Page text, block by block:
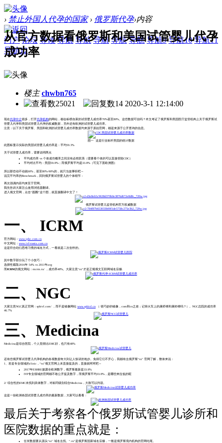
› 禁止外国人代孕的国家 › 俄罗斯代孕›内容
门户 论坛 导读 导航 导航 导航 导航 导航 导航9 导航10 导航11
导航12
从官方数据看俄罗斯和美国试管婴儿代孕
成功率
楼主 chwbn765
25021
14 2020-3-1 12:14:00
现在代孕中介很多，打开代孕机构的网站，都会标榜自家的试管婴儿成功率70%甚至80%。这些数据可信吗？本文考证了俄罗斯和美国医疗监管机构上关于俄罗斯试
管婴儿代孕和美国试管婴儿代孕的权威数据，另外还有欧洲的试管婴儿成功率。
注意：以下关于俄罗斯、美国和欧洲的试管婴儿成功率数据均来源于原始官网，都是来源于公开查询的信息。
图一 这是行业标杆美国的统计数据
此图标显示实际的美国试管婴儿成功率是：平均59.3%
关于试管婴儿成功率，需要说明两点
平均成功率 vs 个体成功概率之间没有必然联系（需要看个体的可以直接登陆CDC）
平均对比平均：美国59.8%；而俄罗斯平均是33.8%（可见下面欧洲图）
所以那些动不动就60%，甚至80%-90%的，就只当故事听吧～
说完平均率的Benchmark，回到俄罗斯试管婴儿的个体细节：
再次强调内容均来至于官网。
我先告诉大家怎么使用浏览器翻译。
进入俄文官网，点击“圆圈”这个图，就直接翻译中文了！
俄罗斯试管婴儿监管机构官方权威数据
一、 ICRM
官方网站： www.iphc.com.cn
中文网址： www.ivf-russia.com.cn
这是符合咱们思维习惯的域名方式，一看就是二次创作的。
其中数字部分玩了个小技巧：
选择性截取2016年 54% vs 2011年avg
而 ICRM的俄文网站：mcrm.ru/ ，成功率48%。大家注意“ru”才是正规俄文互联网域名后缀.
二、NGC
大家注意NGC真正官网：spbivf.com/ ，而不是镜像网站 www.spbivf.cn （ 很巧妙的镜像，com和cn之差；记得火车上的康师傅和康帅傅吗？）。NGC总院的成功率
46.7%
三、Medicina
Medicina是综合医院，个人觉得比EMC好，也只有48%
还有些俄罗斯试管婴儿代孕机构的各项数据夸大到让人惊讶的地步。免得它们不开心，我都有去俄罗斯“ru” 官网了解，整体来说：
1、若是专业领域的clinic，“ru”俄文官网上未直接提及的，直接就呵呵吧～
2017年ESHRE披露全欧洲数字，俄罗斯最新是33.8%
IVF专业领域的官网都不敢公开提及数字，而俄罗斯平均33.8%，是哪些来拉低的呢
2/ 综合性的EMC未找到具体数字，对标同级别综合Medicina，大致可以判读。
这是一份欧洲各国试管婴儿成功率的最新数据，大家可以看看：
最后关于考察各个俄罗斯试管婴儿诊所和
医院数据的重点就是：
任何数据要从源头“ru” 域名去找。“.ru”是俄罗斯国家域名后缀，一般是俄罗斯境内机构的官网结尾。